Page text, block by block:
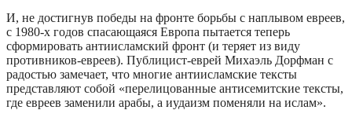
И, не достигнув победы на фронте борьбы с наплывом евреев,
с 1980-х годов спасающаяся Европа пытается теперь
сформировать антиисламский фронт (и теряет из виду
противников-евреев). Публицист-еврей Михаэль Дорфман с
радостью замечает, что многие антиисламские тексты
представляют собой «перелицованные антисемитские тексты,
где евреев заменили арабы, а иудаизм поменяли на ислам».